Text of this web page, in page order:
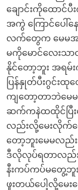
ချောင်းကိုထောင်
အကွဲ ကြောင်ပေါ်န
လက်တွေက မေမအ
မကိုမောင်လေးသ
နိုင်တော့ဘူး အရမ်
ပြန်နှုတ်ပီးဂွင်း
ကျတော့တာဘဲမေ
ဆက်ကနဲထထိုင်ပြီး
လည်းလို့မေးလိုက်တေ
တော့ဘူးမေမလည်
ဒီလိုလုပ်ရတာလည်း
နီးကပ်ကပ်မတွေ့ဘူ
ဖူးတယ်ပေါ့လို့မေ